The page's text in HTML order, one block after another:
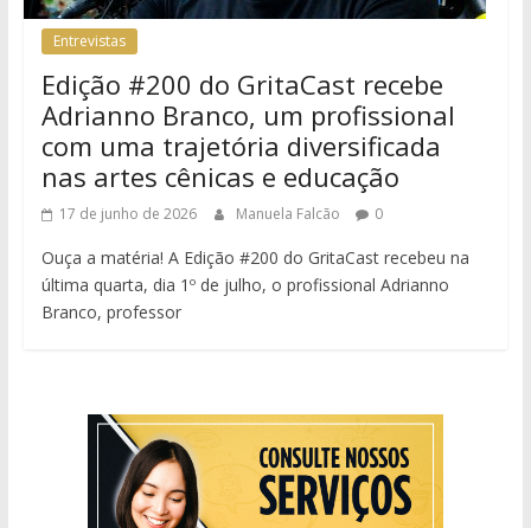
Entrevistas
Edição #200 do GritaCast recebe
Adrianno Branco, um profissional
com uma trajetória diversificada
nas artes cênicas e educação
17 de junho de 2026 Manuela Falcão 0
Ouça a matéria! A Edição #200 do GritaCast recebeu na
última quarta, dia 1º de julho, o profissional Adrianno
Branco, professor